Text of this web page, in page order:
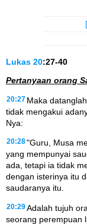
Lukas 20:27-40
Pertanyaan orang
20:27 Maka
tidak mengakui
Nya:
20:28"Guru, Musa
yang mempunyai
ada, tetapi ia tidak
dengan isterinya itu
saudaranya itu.
20:29Adalah tujuh
seorang perempuan